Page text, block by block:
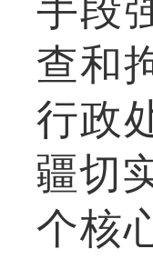
手段
查和
行政
疆切
个核